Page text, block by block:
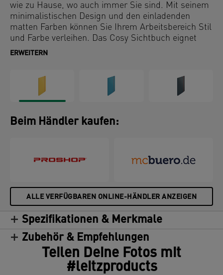
wie zu Hause, wo auch immer Sie sind. Mit seinem
minimalistischen Design und den einladenden
matten Farben können Sie Ihrem Arbeitsbereich Stil
und Farbe verleihen. Das Cosy Sichtbuch eignet
sich ideal für die Präsentation oder zur geschützten
Ergänzung für Ihr Zuhause oder Ihr Büro, damit Sie
den ganzen Tag entspannt und produktiv arbeiten
können.
ERWEITERN
Beim Händler kaufen:
ALLE VERFÜGBAREN ONLINE-HÄNDLER ANZEIGEN
Spezifikationen & Merkmale
Zubehör & Empfehlungen
Teilen Deine Fotos mit
#leitzproducts